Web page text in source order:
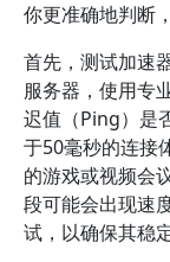
你更准确地判断
首先，测试加速
服务器，使用专
迟值（Ping）是
于50毫秒的连接
的游戏或视频会
段可能会出现速
试，以确保其稳定